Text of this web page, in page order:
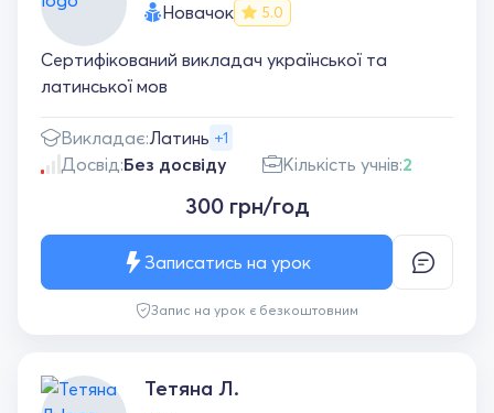
Новачок 5.0
Сертифікований викладач української та
латинської мов
Викладає:Латинь +1
Досвід:Без досвіду Кількість учнів:2
300 грн/год
Запис на урок є безкоштовним
Записатись на урок
Тетяна Л.